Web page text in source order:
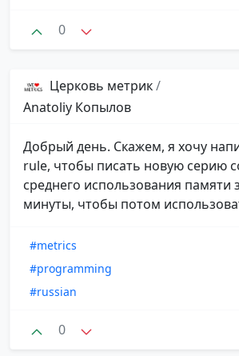
0
Церковь метрик/
Anatoliy Копылов
Добрый день. Скажем, я хочу
rule, чтобы писать новую серию
среднего использования памяти
минуты, чтобы потом
#metrics
#programming
#russian
0